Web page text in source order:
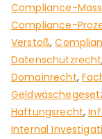
Compliance-
Compliance-
Verstoß,
Datenschutzrecht
Domainrecht,
Haftungsrecht,
Internal